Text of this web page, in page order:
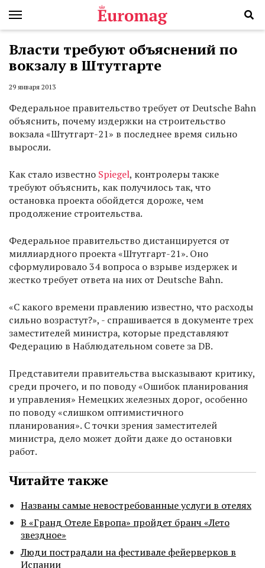
Власти требуют объяснений по
вокзалу в Штутгарте
29 января 2013
Федеральное правительство требует от Deutsche Bahn
объяснить, почему издержки на строительство
вокзала «Штутгарт-21» в последнее время сильно
выросли.
Как стало известно Spiegel, контролеры также
требуют объяснить, как получилось так, что
остановка проекта обойдется дороже, чем
продолжение строительства.
Федеральное правительство дистанцируется от
миллиардного проекта «Штутгарт-21». Оно
сформулировало 34 вопроса о взрыве издержек и
жестко требует ответа на них от Deutsche Bahn.
«С какого времени правлению известно, что расходы
сильно возрастут?», - спрашивается в документе трех
заместителей министра, которые представляют
Федерацию в Наблюдательном совете за DB.
Представители правительства высказывают критику,
среди прочего, и по поводу «Ошибок планирования
и управления» Немецких железных дорог, особенно
по поводу «слишком оптимистичного
планирования». С точки зрения заместителей
министра, дело может дойти даже до остановки
работ.
Читайте также
Названы самые невостребованные услуги в отелях
В «Гранд Отеле Европа» пройдет бранч «Лето
звездное»
Люди пострадали на фестивале фейерверков в
Испании